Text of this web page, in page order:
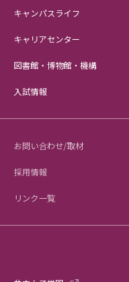
キャンパスライフ
キャリアセンター
図書館・博物館・機構
入試情報
お問い合わせ/取材
採用情報
リンク一覧